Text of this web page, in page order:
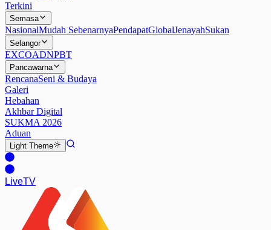
Terkini
Semasa
NasionalMudah SebenarnyaPendapatGlobalJenayahSukan
Selangor
EXCOADNPBT
Pancawarna
RencanaSeni & Budaya
Galeri
Hebahan
Akhbar Digital
SUKMA 2026
Aduan
Light Theme
LiveTV